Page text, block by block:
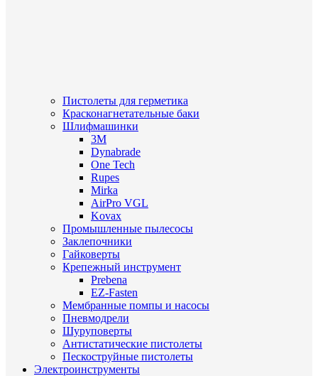
Пистолеты для герметика
Красконагнетательные баки
Шлифмашинки
3M
Dynabrade
One Tech
Rupes
Mirka
AirPro VGL
Kovax
Промышленные пылесосы
Заклепочники
Гайковерты
Крепежный инструмент
Prebena
EZ-Fasten
Мембранные помпы и насосы
Пневмодрели
Шуруповерты
Антистатические пистолеты
Пескоструйные пистолеты
Электроинструменты